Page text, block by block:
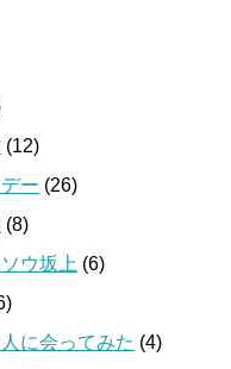
(12)
ー (26)
(8)
ウ坂上 (6)
に会ってみた (4)